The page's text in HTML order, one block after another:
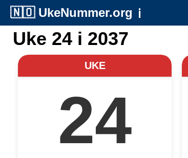
🇳🇴 UkeNummer.org ℹ️
Uke 24 i 2037
UKE
24